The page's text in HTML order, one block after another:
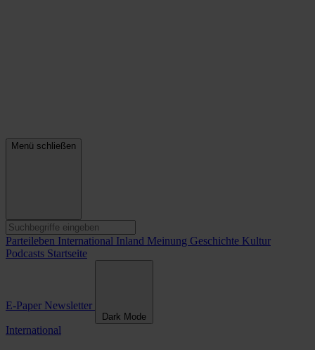
Menü schließen
Parteileben International Inland Meinung Geschichte Kultur
Podcasts Startseite
E-Paper Newsletter
Dark Mode
International